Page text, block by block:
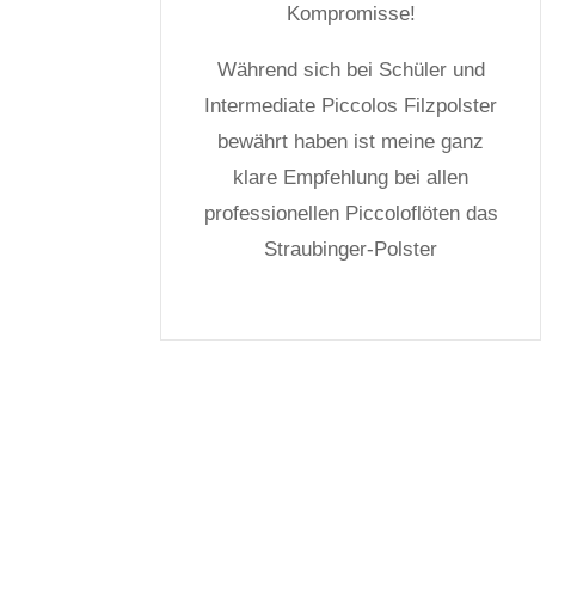
Kompromisse!
Während sich bei Schüler und
Intermediate Piccolos Filzpolster
bewährt haben ist meine ganz
klare Empfehlung bei allen
professionellen Piccoloflöten das
Straubinger-Polster